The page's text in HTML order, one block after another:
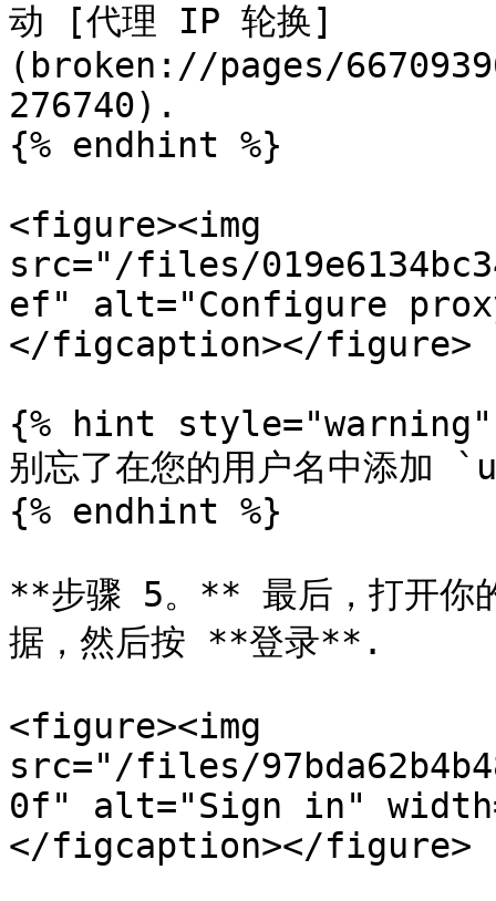
动 [代理 IP 轮换]
(broken://pages/
276740).
{% endhint %}
<figure><img
src="/files/
ef" alt="Configure
</figcaption></figure>
{% hint style="warning"
别忘了在您的用户名中添加
{% endhint %}
**步骤 5。** 最后，打开你
据，然后按 **登录**.
<figure><img
src="/files/
0f" alt="Sign in"
</figcaption></figure>